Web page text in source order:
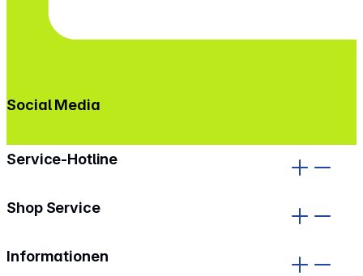
Service-Hotline
Shop Service
Informationen
Social Media